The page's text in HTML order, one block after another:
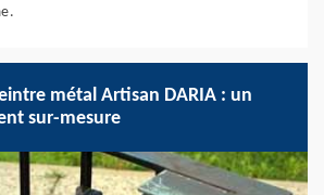
métal Artisan DARIA : un
sur-mesure